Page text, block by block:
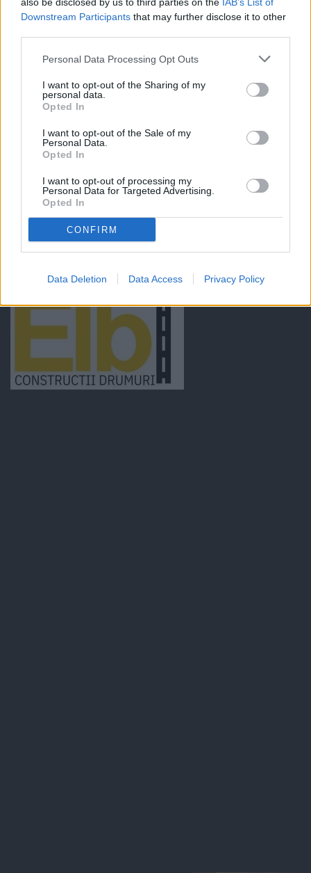
Downstream Participants that may further disclose it to other
Personal Data Processing Opt Outs
I want to opt-out of the Sharing of my
personal data.
Opted In
I want to opt-out of the Sale of my
Personal Data.
Opted In
I want to opt-out of processing my
Personal Data for Targeted Advertising.
Opted In
CONFIRM
Data Deletion Data Access Privacy Policy